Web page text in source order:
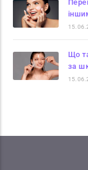
Що
за